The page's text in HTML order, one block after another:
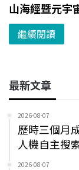
山海經暨元宇
繼續閱讀
最新文章
2026-08-07
歷時三個月
人機自主搜
2026-08-07